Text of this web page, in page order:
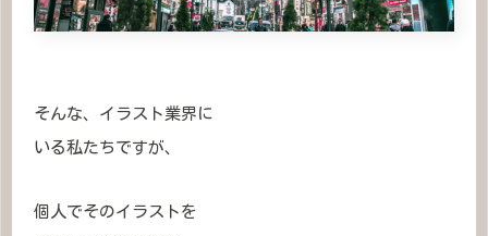
そんな、イラスト業界に
いる私たちですが、
個人でそのイラストを